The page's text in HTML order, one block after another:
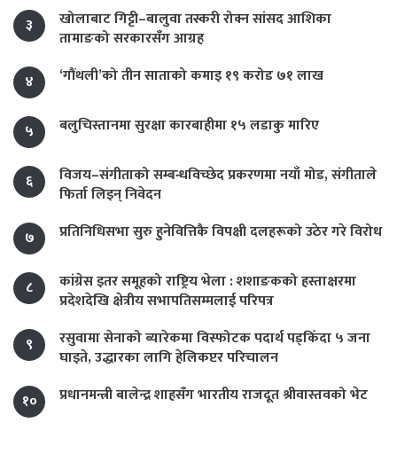
३
खोलाबाट गिट्टी–बालुवा तस्करी रोक्न सांसद आशिका
तामाङको सरकारसँग आग्रह
४
‘गौंथली’को तीन साताको कमाइ १९ करोड ७१ लाख
५ बलुचिस्तानमा सुरक्षा कारबाहीमा १५ लडाकु मारिए
६
विजय–संगीताको सम्बन्धविच्छेद प्रकरणमा नयाँ मोड, संगीता‍ले
फिर्ता लिइन् निवेदन
७
प्रतिनिधिसभा सुरु हुनेवित्तिकै विपक्षी दलहरूको उठेर गरे विरोध
८
कांग्रेस इतर समूहको राष्ट्रिय भेला : शशाङकको हस्ताक्षरमा
प्रदेशदेखि क्षेत्रीय सभापतिसम्मलाई परिपत्र
९
रसुवामा सेनाको ब्यारेकमा विस्फोटक पदार्थ पड्किँदा ५ जना
घाइते, उद्धारका लागि हेलिकप्टर परिचालन
१०
प्रधानमन्त्री बालेन्द्र शाहसँग भारतीय राजदूत श्रीवास्तवको भेट